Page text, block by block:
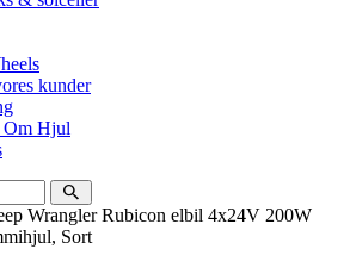
kunder
Hjul
Wrangler Rubicon elbil 4x24V 200W
Sort